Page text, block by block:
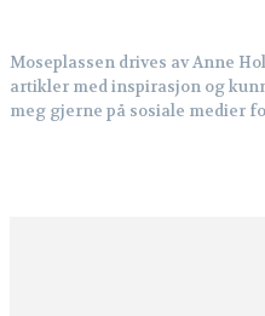
Moseplassen drives av Anne
artikler med inspirasjon og
meg gjerne på sosiale medier